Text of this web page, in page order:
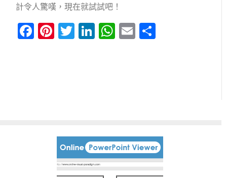
計令人驚嘆，現在就試試吧！
Facebook
Pinterest
Twitter
LinkedIn
WhatsApp
Email